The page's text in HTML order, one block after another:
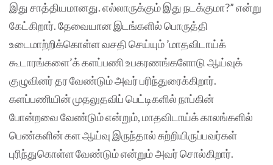
இது சாத்தியமானது. எல்லாருக்கும் இது நடக்குமா?” என்று
கேட்கிறார். தேவையான இடங்களில் பொருத்தி
உடைமாற்றிக்கொள்ள வசதி செய்யும் ’மாதவிடாய்க்
கூடாரங்களை’க் களப்பணி உபகரணங்களோடு ஆய்வுக்
குழுவினர் தர வேண்டும் அவர் பரிந்துரைக்கிறார்.
களப்பணியின் முதலுதவிப் பெட்டிகளில் நாப்கின்
போன்றவை வேண்டும் என்றும், மாதவிடாய்க் காலங்களில்
பெண்களின் கள ஆய்வு இருந்தால் சுற்றியிருப்பவர்கள்
புரிந்துகொள்ள வேண்டும் என்றும் அவர் சொல்கிறார்.